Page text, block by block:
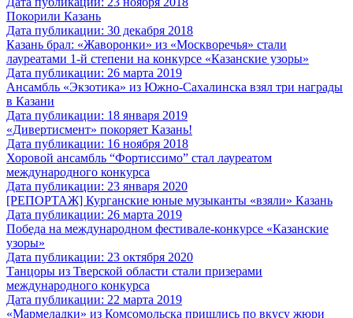
Покорили Казань
Дата публикации: 30 декабря 2018
Казань брал: «Жаворонки» из «Москворечья» стали
лауреатами 1-й степени на конкурсе «Казанские узоры»
Дата публикации: 26 марта 2019
Ансамбль «Экзотика» из Южно-Сахалинска взял три награды
в Казани
Дата публикации: 18 января 2019
«Дивертисмент» покоряет Казань!
Дата публикации: 16 ноября 2018
Хоровой ансамбль “Фортиссимо” стал лауреатом
международного конкурса
Дата публикации: 23 января 2020
[РЕПОРТАЖ] Курганские юные музыканты «взяли» Казань
Дата публикации: 26 марта 2019
Победа на международном фестивале-конкурсе «Казанские
узоры»
Дата публикации: 23 октября 2020
Танцоры из Тверской области стали призерами
международного конкурса
Дата публикации: 22 марта 2019
«Мармеладки» из Комсомольска пришлись по вкусу жюри